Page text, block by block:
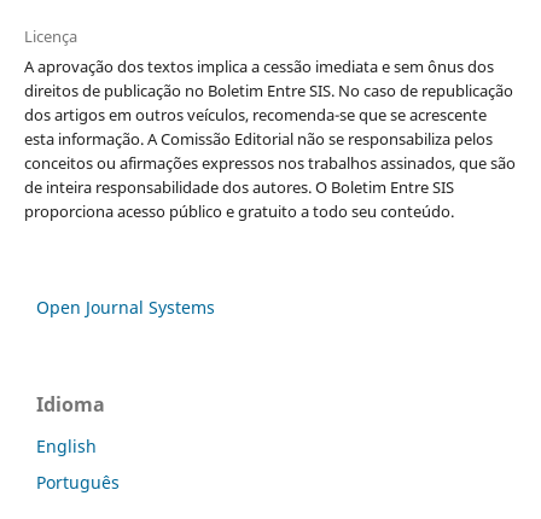
Licença
A aprovação dos textos implica a cessão imediata e sem ônus dos
direitos de publicação no Boletim Entre SIS. No caso de republicação
dos artigos em outros veículos, recomenda-se que se acrescente
esta informação.A Comissão Editorial não se responsabiliza pelos
conceitos ou afirmações expressos nos trabalhos assinados, que são
de inteira responsabilidade dos autores. O Boletim Entre SIS
proporciona acesso público e gratuito a todo seu conteúdo.
Open Journal Systems
Idioma
English
Português